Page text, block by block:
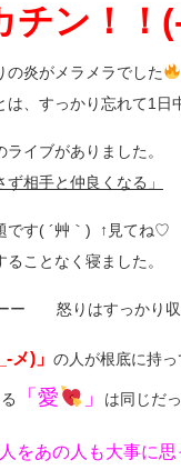
チン！！
の炎がメラメラでした
は、すっかり忘れて1
イブがありました。
ず相手と仲良くなる」
です( ´艸｀) ↑見てね♡
ことなく寝ました。
ー 怒りはすっかり収
メ)」 の人が根底に持っ
「愛 」 は同じだ
をあの人も大事に思